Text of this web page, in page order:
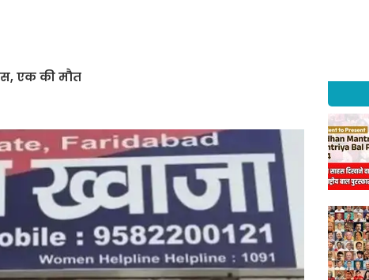
एक की मौत